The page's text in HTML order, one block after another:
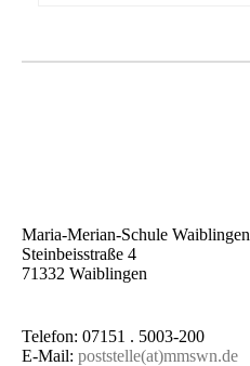
Maria-Merian-Schule Waiblingen
Steinbeisstraße 4
71332 Waiblingen
Telefon: 07151 . 5003-200
E-Mail: poststelle(at)mmswn.de